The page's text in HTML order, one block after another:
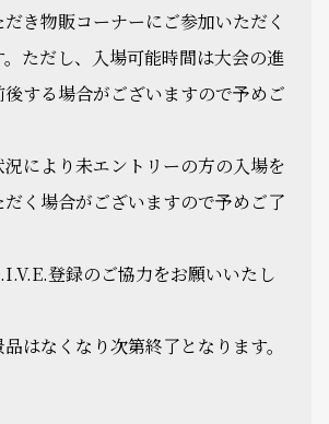
き物販コーナーにご参加いただく
。ただし、入場可能時間は大会の進
する場合がございますので予めご
により未エントリーの方の入場を
く場合がございますので予めご了
登録のご協力をお願いいたし
はなくなり次第終了となります。